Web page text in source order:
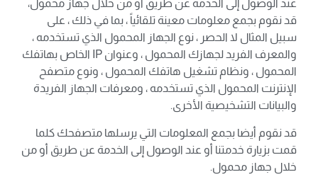
عند الوصول إلى الخدمة عن طريق أو من خلال جهاز محمول،
قد نقوم بجمع معلومات معينة تلقائياً ، بما في ذلك ، على
سبيل المثال لا الحصر ، نوع الجهاز المحمول الذي تستخدمه ،
والمعرف الفريد لجهازك المحمول ، وعنوان IP الخاص بهاتفك
المحمول ، ونظام تشغيل هاتفك المحمول ، ونوع متصفح
الإنترنت المحمول الذي تستخدمه ، ومعرفات الجهاز الفريدة
والبيانات التشخيصية الأخرى.
قد نقوم أيضا بجمع المعلومات التي يرسلها متصفحك كلما
قمت بزيارة خدمتنا أو عند الوصول إلى الخدمة عن طريق أو من
خلال جهاز محمول.